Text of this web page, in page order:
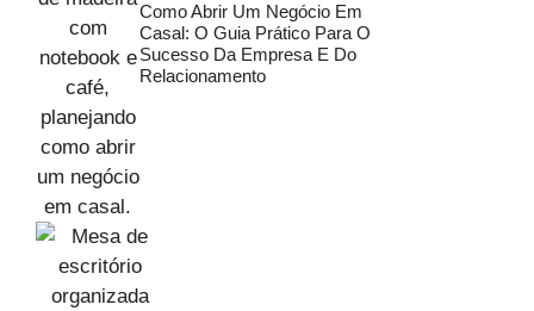
Como Abrir Um Negócio Em
Casal: O Guia Prático Para O
Sucesso Da Empresa E Do
Relacionamento